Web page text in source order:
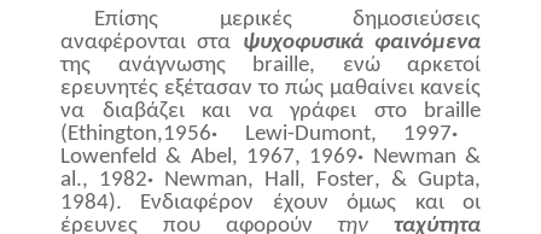
Επίσης μερικές δημοσιεύσεις
αναφέρονται στα ψυχοφυσικά φαινόμενα
της ανάγνωσης braille, ενώ αρκετοί
ερευνητές εξέτασαν το πώς μαθαίνει κανείς
να διαβάζει και να γράφει στο braille
(Ethington,1956· Lewi-Dumont, 1997·
Lowenfeld & Abel, 1967, 1969· Newman &
al., 1982· Newman, Hall, Foster, & Gupta,
1984). Ενδιαφέρον έχουν όμως και οι
έρευνες που αφορούντην ταχύτητα